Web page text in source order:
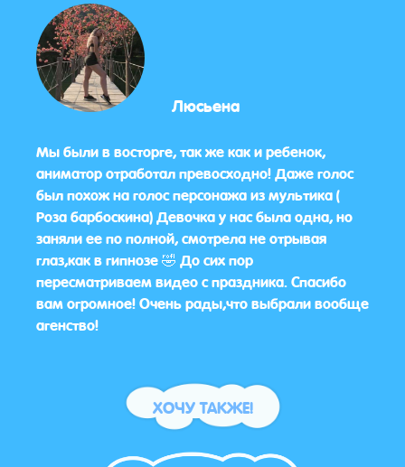
Люсьена
Мы были в восторге, так же как и ребенок,
аниматор отработал превосходно! Даже голос
был похож на голос персонажа из мультика (
Роза барбоскина) Девочка у нас была одна, но
заняли ее по полной, смотрела не отрывая
глаз,как в гипнозе 🤣 До сих пор
пересматриваем видео с праздника. Спасибо
вам огромное! Очень рады,что выбрали вообще
агенство!
ХОЧУ ТАКЖЕ!